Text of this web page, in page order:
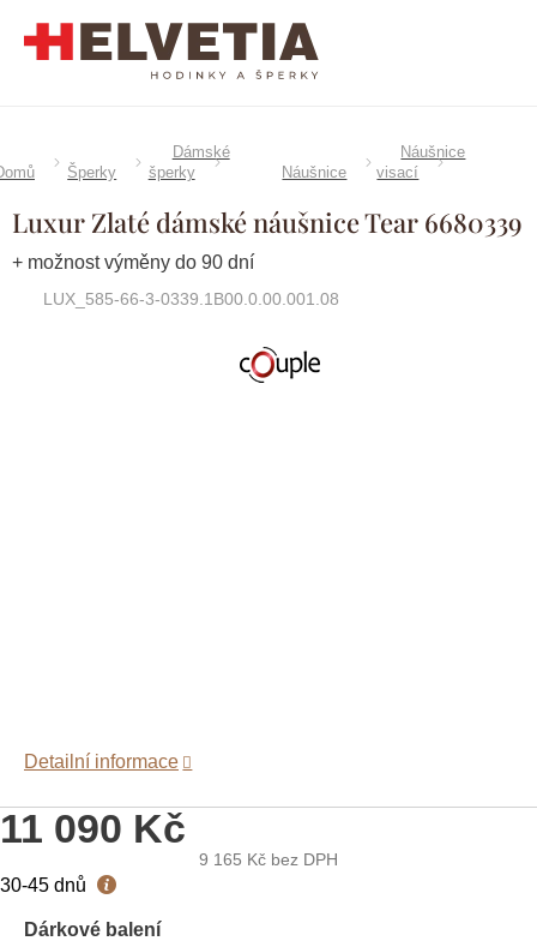
Šperky
Dámské
šperky
Náušnice
Náušnice
visací
Luxur Zlaté dámské náušnice Tear 6680339
+ možnost výměny do 90 dní
LUX_585-66-3-0339.1B00.0.00.001.08
Značka:Couple
11 090 Kč
9 165 Kč bez DPH
Měrná
30-45 dnů
Dárkové balení
Detailní informace